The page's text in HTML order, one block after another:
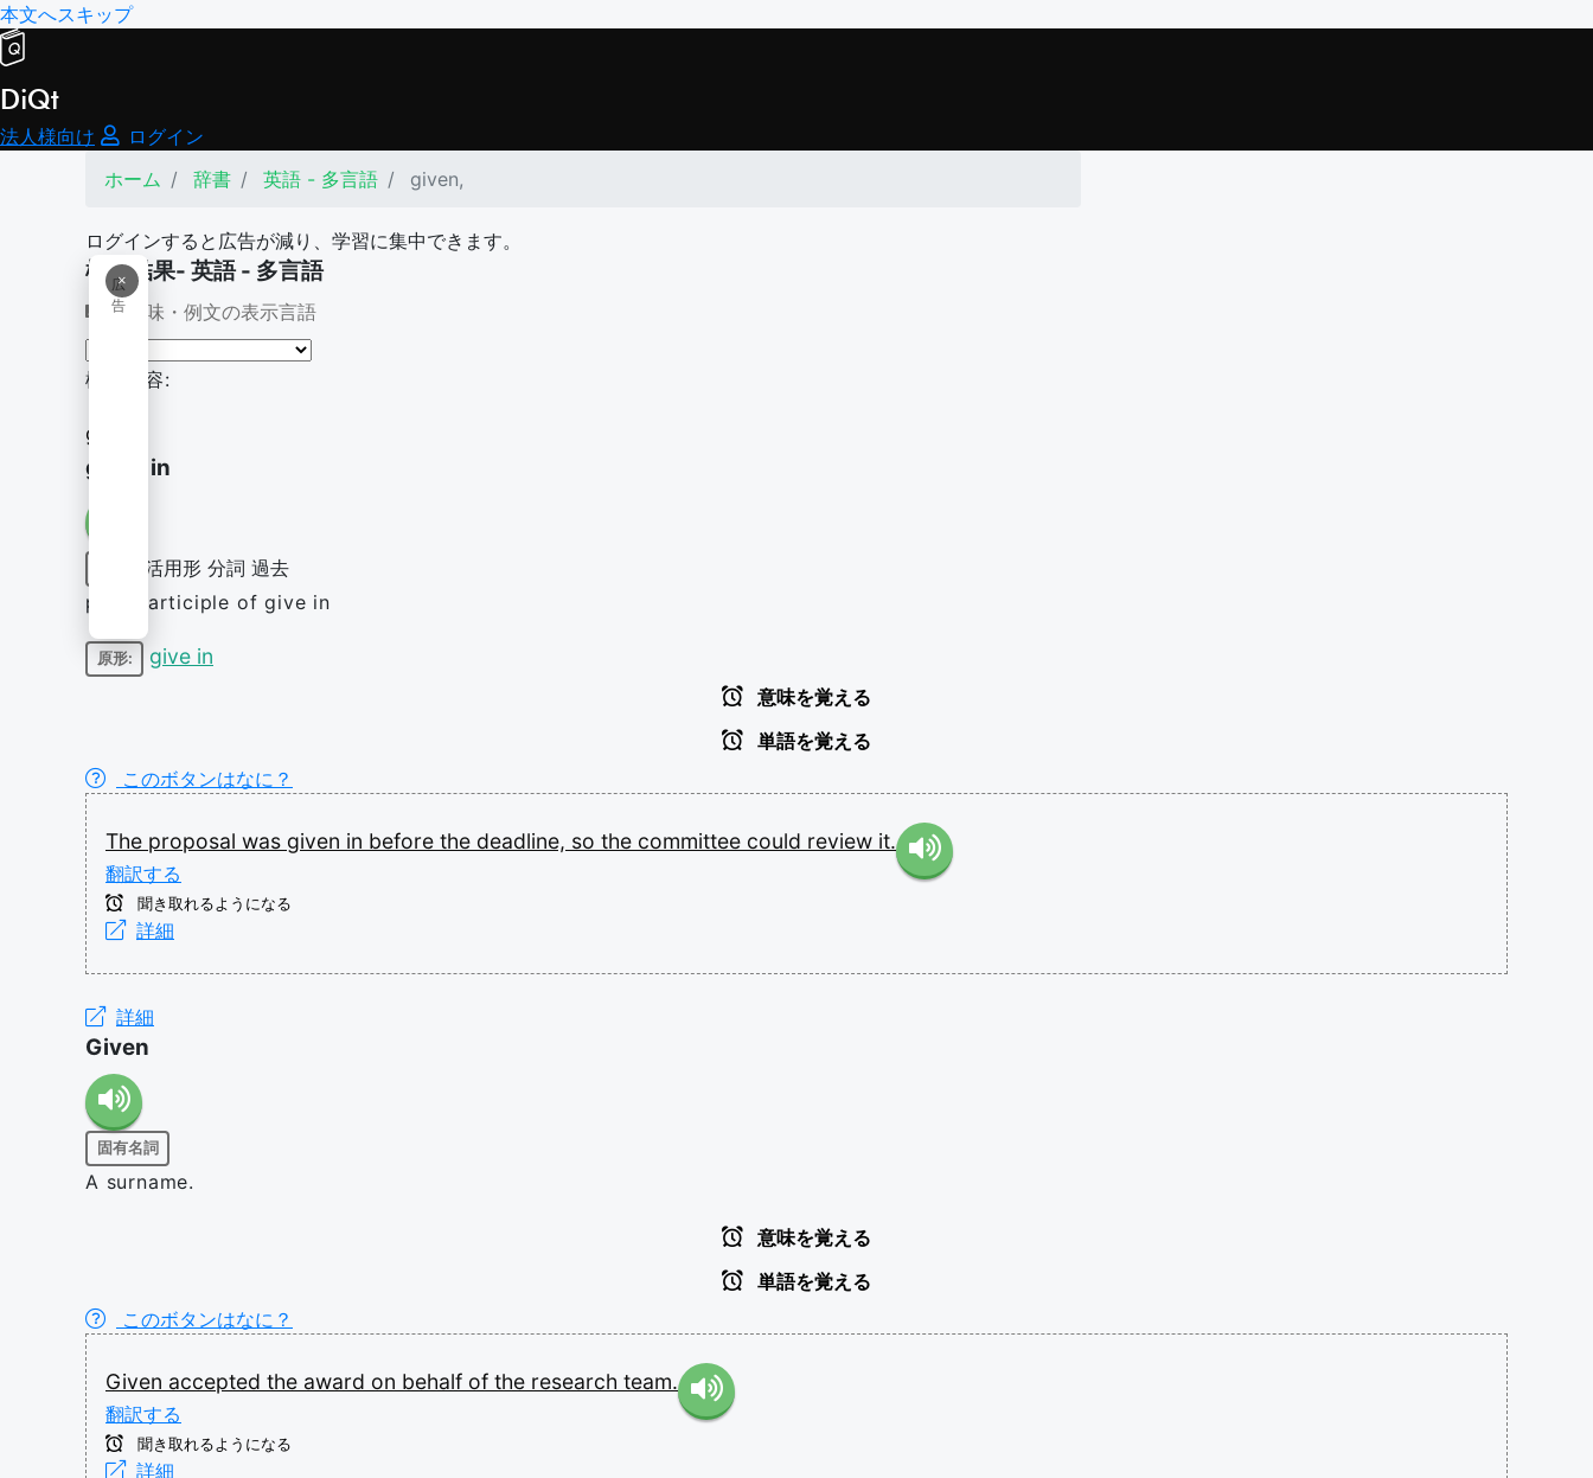
本文へスキップ
DiQt
法人様向け
ログイン
ホーム
辞書 英語 - 多言語 given,
ログインすると広告が減り、学習に集中できます。
×
広
告
検索結果- 英語 - 多言語
意味・例文の表示言語
検索内容:
given,
given in
活用形 分詞 過去
past participle of give in
原形: give in
意味を覚える
単語を覚える
このボタンはなに？
The proposal was given in before the deadline, so the committee could review it.
翻訳する
聞き取れるようになる
詳細
詳細
Given
固有名詞
A surname.
意味を覚える
単語を覚える
このボタンはなに？
Given accepted the award on behalf of the research team.
翻訳する
聞き取れるようになる
詳細